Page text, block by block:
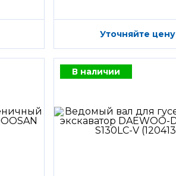
Уточняйте цену
В наличии